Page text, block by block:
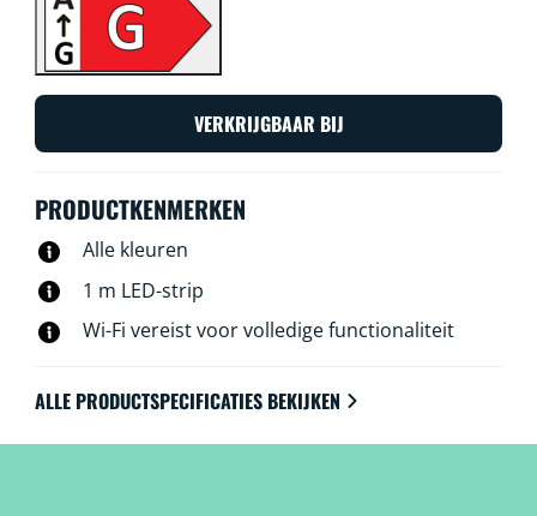
VERKRIJGBAAR BIJ
PRODUCTKENMERKEN
Alle kleuren
1 m LED-strip
Wi-Fi vereist voor volledige functionaliteit
ALLE PRODUCTSPECIFICATIES BEKIJKEN